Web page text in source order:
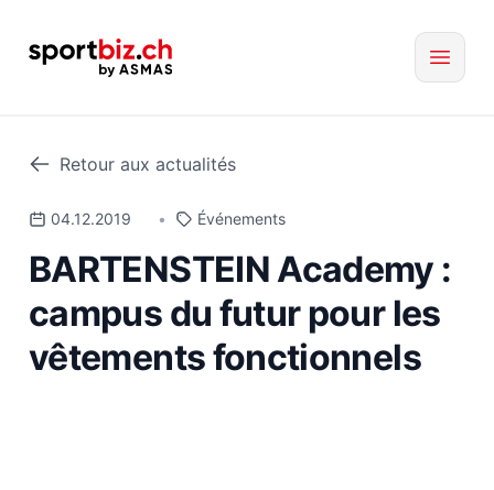
Retour aux actualités
04.12.2019 • Événements
BARTENSTEIN Academy :
campus du futur pour les
vêtements fonctionnels